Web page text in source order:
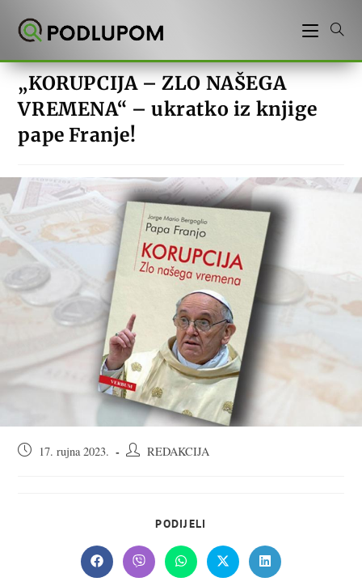
„KORUPCIJA – ZLO NAŠEGA
VREMENA“ – ukratko iz knjige
pape Franje!
Objava17. rujna 2023.
AutorREDAKCIJA
PODIJELI
CONTENT
Opens
in
Opens
in
Opens
in
Opens
in
Opens
in